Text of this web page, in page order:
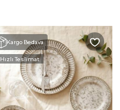
Kargo Bedava
Hızlı Teslimat